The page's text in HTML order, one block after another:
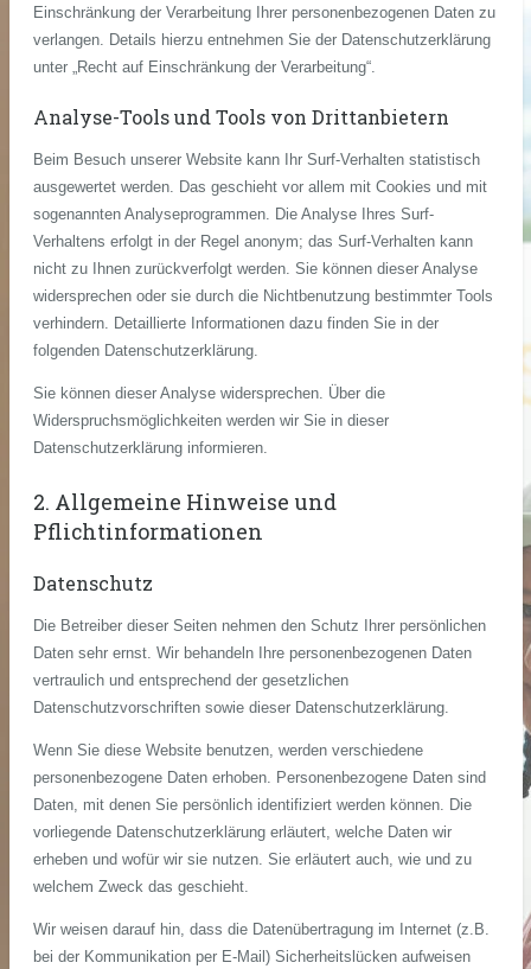
Einschränkung der Verarbeitung Ihrer personenbezogenen Daten zu
verlangen. Details hierzu entnehmen Sie der Datenschutzerklärung
unter „Recht auf Einschränkung der Verarbeitung“.
Analyse-Tools und Tools von Drittanbietern
Beim Besuch unserer Website kann Ihr Surf-Verhalten statistisch
ausgewertet werden. Das geschieht vor allem mit Cookies und mit
sogenannten Analyseprogrammen. Die Analyse Ihres Surf-
Verhaltens erfolgt in der Regel anonym; das Surf-Verhalten kann
nicht zu Ihnen zurückverfolgt werden. Sie können dieser Analyse
widersprechen oder sie durch die Nichtbenutzung bestimmter Tools
verhindern. Detaillierte Informationen dazu finden Sie in der
folgenden Datenschutzerklärung.
Sie können dieser Analyse widersprechen. Über die
Widerspruchsmöglichkeiten werden wir Sie in dieser
Datenschutzerklärung informieren.
2. Allgemeine Hinweise und
Pflichtinformationen
Datenschutz
Die Betreiber dieser Seiten nehmen den Schutz Ihrer persönlichen
Daten sehr ernst. Wir behandeln Ihre personenbezogenen Daten
vertraulich und entsprechend der gesetzlichen
Datenschutzvorschriften sowie dieser Datenschutzerklärung.
Wenn Sie diese Website benutzen, werden verschiedene
personenbezogene Daten erhoben. Personenbezogene Daten sind
Daten, mit denen Sie persönlich identifiziert werden können. Die
vorliegende Datenschutzerklärung erläutert, welche Daten wir
erheben und wofür wir sie nutzen. Sie erläutert auch, wie und zu
welchem Zweck das geschieht.
Wir weisen darauf hin, dass die Datenübertragung im Internet (z.B.
bei der Kommunikation per E-Mail) Sicherheitslücken aufweisen